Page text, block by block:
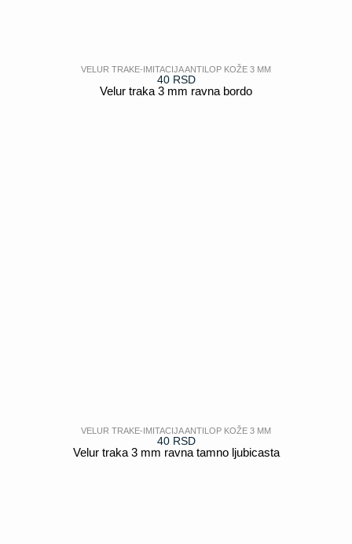
VELUR TRAKE-IMITACIJA ANTILOP KOŽE 3 MM
40 RSD
Velur traka 3 mm ravna bordo
VELUR TRAKE-IMITACIJA ANTILOP KOŽE 3 MM
40 RSD
Velur traka 3 mm ravna tamno ljubicasta